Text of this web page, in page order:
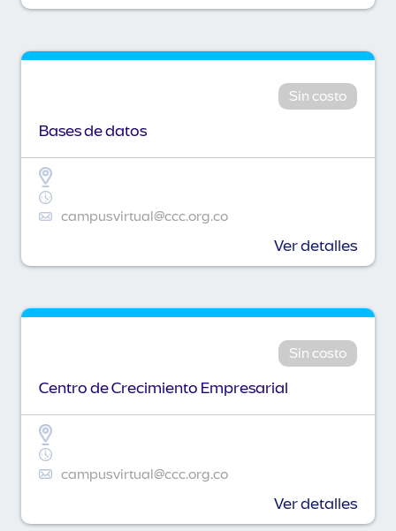
Sin costo
Bases de datos
campusvirtual@ccc.org.co
Ver detalles
Sin costo
Centro de Crecimiento Empresarial
campusvirtual@ccc.org.co
Ver detalles